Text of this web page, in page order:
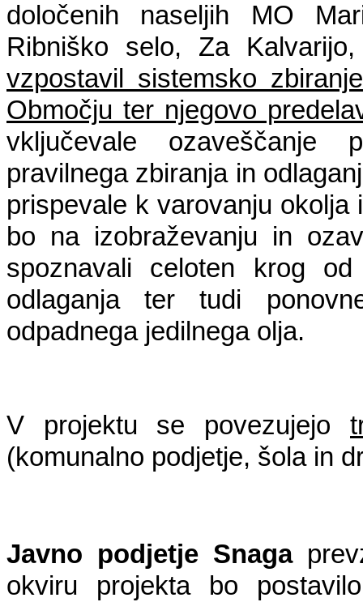
določenih naseljih MO
Ribniško selo, Za
vzpostavil sistemsko
Območju ter njegovo
vključevale ozaveščanje
pravilnega zbiranja in
prispevale k varovanju okolja
bo na izobraževanju in
spoznavali celoten krog
odlaganja ter tudi
odpadnega jedilnega olja.
V projektu se povezujejo
(komunalno podjetje, šola in
Javno podjetje Snaga
okviru projekta bo